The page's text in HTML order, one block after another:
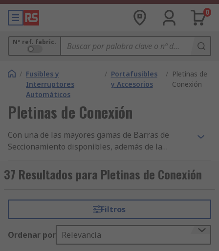
0
Nº ref. fabric.
/ Fusibles y
Interruptores
Automáticos
/ Portafusibles
y Accesorios
/ Pletinas de
Conexión
Pletinas de Conexión
Con una de las mayores gamas de Barras de
Seccionamiento disponibles, además de la
accesorios de Fusibles, Tomas Eléctricas y
Disyuntores y nuestro constante compromiso con
con clientes en más de 160 países. Aparte de
Barras de Seccionamiento, usted puede solicitar
otros productos de nuestra gama de Electricidad,
Automatización y Cables. La amplia gama de
37 Resultados para Pletinas de Conexión
Filtros
Ordenar por Relevancia